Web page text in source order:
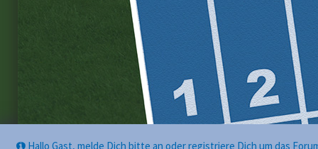
Hallo Gast, melde Dich bitte an oder registriere Dich um das